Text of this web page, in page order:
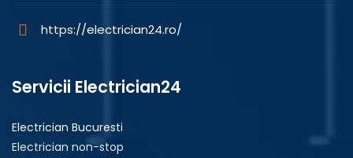
https://electrician24.ro/
Servicii Electrician24
Electrician Bucuresti
Electrician non-stop